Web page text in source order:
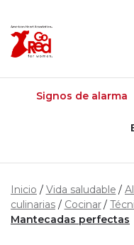
Signos de alarma
Inicio Vida saludable
culinarias
Cocinar
Mantecadas perfectas